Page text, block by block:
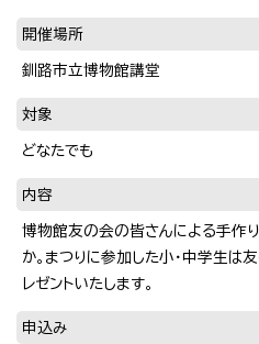
開催場所
釧路市立博物館講堂
対象
どなたでも
内容
博物館友の会の皆さんによる手作
か。まつりに参加した小・中学生
レゼントいたします。
申込み